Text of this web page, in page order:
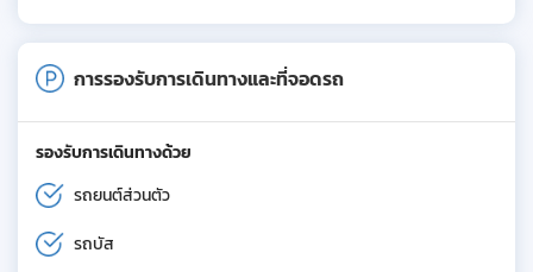
การรองรับการเดินทางและที่จอดรถ
รองรับการเดินทางด้วย
รถยนต์ส่วนตัว
รถบัส